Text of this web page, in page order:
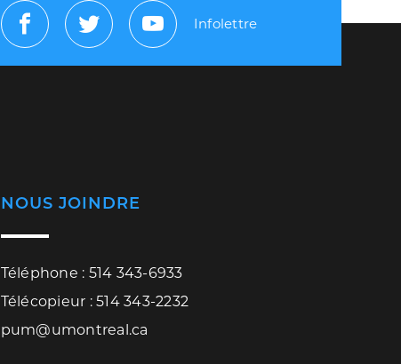
FacebookTwitterYoutube
Infolettre
NOUS JOINDRE
Téléphone : 514 343-6933
Télécopieur : 514 343-2232
pum@umontreal.ca